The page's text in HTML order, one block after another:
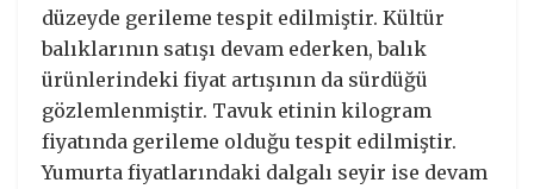
düzeyde gerileme tespit edilmiştir. Kültür
balıklarının satışı devam ederken, balık
ürünlerindeki fiyat artışının da sürdüğü
gözlemlenmiştir. Tavuk etinin kilogram
fiyatında gerileme olduğu tespit edilmiştir.
Yumurta fiyatlarındaki dalgalı seyir ise devam